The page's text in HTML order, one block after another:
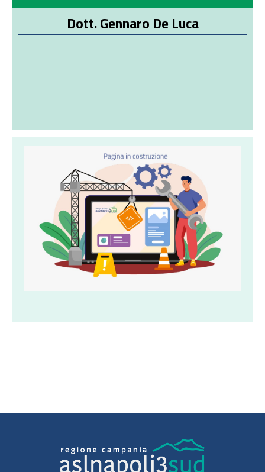
Dott. Gennaro De Luca